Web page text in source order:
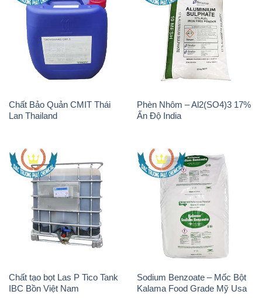
Chất Bảo Quản CMIT Thái
Lan Thailand
Phèn Nhôm – Al2(SO4)3 17%
Ấn Độ India
Chất tạo bọt Las P Tico Tank
IBC Bồn Việt Nam
Sodium Benzoate – Mốc Bột
Kalama Food Grade Mỹ Usa